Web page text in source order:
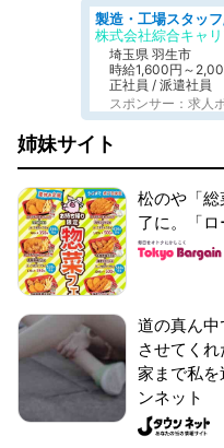
製造・工場スタッ
株式会社綜合キャ
埼玉県 羽生市
時給1,600円～
正社員 / 派遣社員
スポンサー：求人
姉妹サイト
松のや「
了に。「
道の真ん
させてくれ
家まで私
ンネット